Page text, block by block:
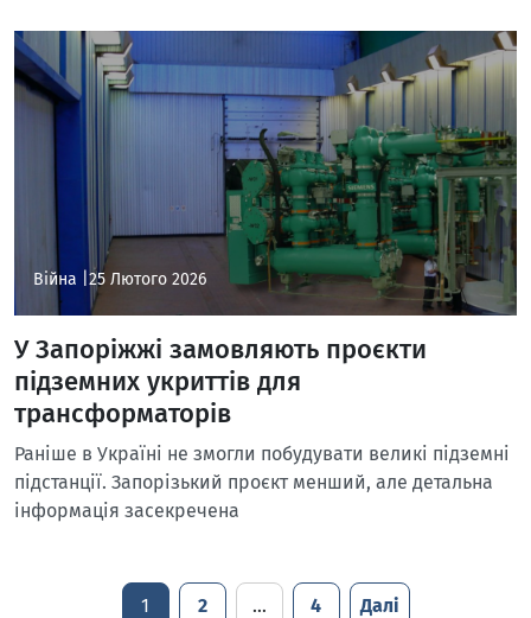
Війна | 25 Лютого 2026
У Запоріжжі замовляють проєкти
підземних укриттів для
трансформаторів
Раніше в Україні не змогли побудувати великі підземні
підстанції. Запорізький проєкт менший, але детальна
інформація засекречена
1 2 … 4 Далі